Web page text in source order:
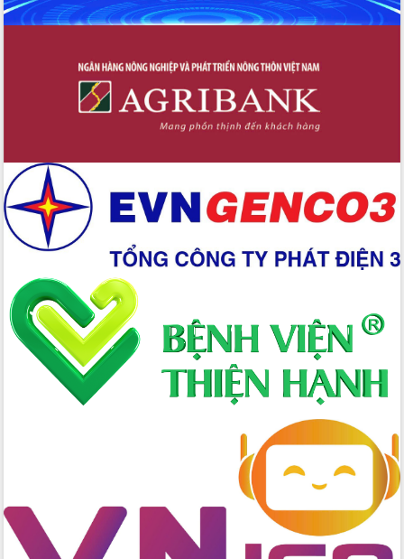
trong phòng chống tảo hôn và hôn
nghiệp nước ngoài
Đắk Lắk định vị thương hiệu du lịch
“Biển – Rừng – Cà phê” trong không
giao kỹ thuật y tế, định hướng phát
triển chuyên sâu đến 2030
Chuyển đổi số mở ra không gian phát
triển trong lĩnh vực văn hóa, du lịch
Công bố quyết định của Ban Thường
vụ Tỉnh ủy về công tác cán bộ.
Thủ tướng Phạm Minh Chính: Khẩn
trương tái thiết cuộc sống người dân
sau thiên tai
Tập trung nâng cao chất lượng, tổ
chức sản xuất sầu riêng theo hướng
Đẩy nhanh công tác khắc phục, ổn
Khởi công xây dựng Trường Phổ thông
nội trú liên cấp tiểu học và THCS xã Ia
Rvê